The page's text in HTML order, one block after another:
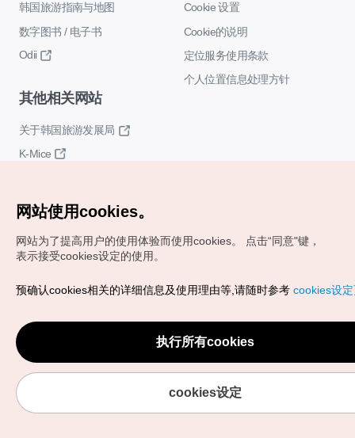
韩国旅游指南与地图
数字图书 / 电子书
Odii
Cookie 设置
Cookie的说明
定位服务使用条款
个人位置信息处理方针
其他相关网站
关于韩国旅游发展局
K-Mice
Copyrights (c) 韩国旅游发展局版权所有
VISITKOREA官方邮箱
chnsim@knto.or.kr
网站使用cookies。
网站为了提高用户的使用体验而使用cookies。
点击“同意"键，
表示接受cookies设定的使用。
预确认cookies相关的详细信息及使用理由等,请随时参考 cookies设
执行所有cookies
cookies设定